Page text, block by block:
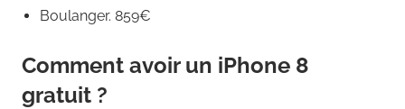
Boulanger. 859€
Comment avoir un iPhone 8
gratuit ?